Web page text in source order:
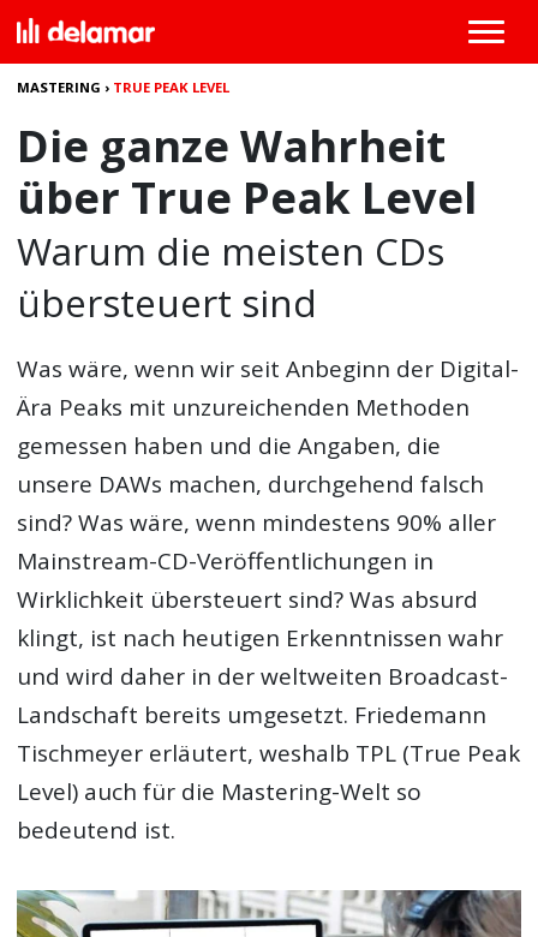
MASTERING › TRUE PEAK LEVEL
Die ganze Wahrheit
über True Peak Level
Warum die meisten CDs
übersteuert sind
Was wäre, wenn wir seit Anbeginn der Digital-
Ära Peaks mit unzureichenden Methoden
gemessen haben und die Angaben, die
unsere DAWs machen, durchgehend falsch
sind? Was wäre, wenn mindestens 90% aller
Mainstream-CD-Veröffentlichungen in
Wirklichkeit übersteuert sind? Was absurd
klingt, ist nach heutigen Erkenntnissen wahr
und wird daher in der weltweiten Broadcast-
Landschaft bereits umgesetzt. Friedemann
Tischmeyer erläutert, weshalb TPL (True Peak
Level) auch für die Mastering-Welt so
bedeutend ist.